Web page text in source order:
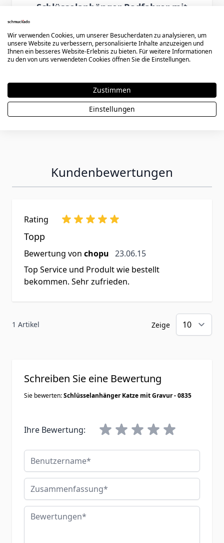
Schlüsselanhänger Radfahrer mit
19,90 €
Kundenbewertungen
Rating
Topp
Bewertung von chopu 23. Juni 2015
23.06.15
Top Service und Prodult wie bestellt
bekommen. Sehr zufrieden.
1 Artikel Zeige
Schreiben Sie eine Bewertung
Sie bewerten:Schlüsselanhänger Katze mit Gravur - 0835
Ihre Bewertung:
Benutzername
Zusammenfassung
Bewertungen
Wir verwenden Cookies, um unserer Besucherdaten zu analysieren, um
unsere Website zu verbessern, personalisierte Inhalte anzuzeigen und
Ihnen ein besseres Website-Erlebnis zu bieten. Für weitere Informationen
zu den von uns verwendeten Cookies öffnen Sie die Einstellungen.
Zustimmen
Einstellungen